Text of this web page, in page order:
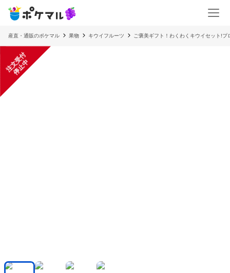
産直・通販のポケマル 果物 キウイフルーツ ご褒美ギフト！わくわくキウイセット!
注
文
受
付
停
止
中